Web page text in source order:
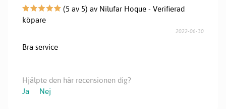
(5 av 5) av Nilufar Hoque - Verifierad
köpare
2022-06-30
Bra service
Hjälpte den här recensionen dig?
Ja
Nej